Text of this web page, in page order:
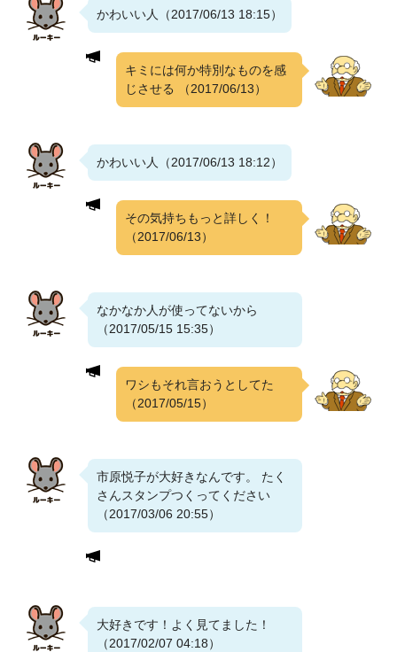
かわいい人（2017/06/13 18:15）
キミには何か特別なものを感
じさせる
（2017/06/13）
かわいい人（2017/06/13 18:12）
その気持ちもっと詳しく！
（2017/06/13）
なかなか人が使ってないから
（2017/05/15 15:35）
ワシもそれ言おうとしてた
（2017/05/15）
市原悦子が大好きなんです。 たく
さんスタンプつくってください
（2017/03/06 20:55）
大好きです！よく見てました！
（2017/02/07 04:18）